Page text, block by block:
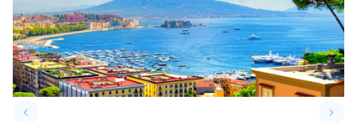
keyboard_arrow_leftPrevious slide keyboard_arrow_right